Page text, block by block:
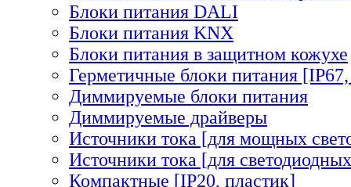
Блоки питания DALI
Блоки питания KNX
Блоки питания в защитном кожухе
Герметичные блоки питания
Диммируемые блоки питания
Диммируемые драйверы
Источники тока [для мощных
Источники тока [для
Компактные [IP20, пластик]